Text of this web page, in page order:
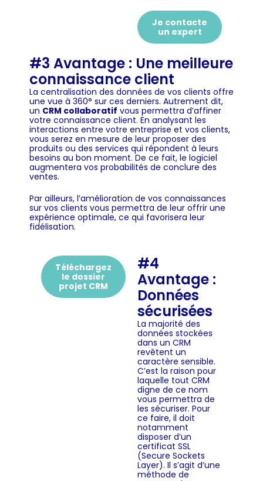
Je contacte
un expert
#3 Avantage : Une meilleure
connaissance client
La centralisation des données de vos clients offre
une vue à 360° sur ces derniers. Autrement dit,
un CRM collaboratif vous permettra d’affiner
votre connaissance client. En analysant les
interactions entre votre entreprise et vos clients,
vous serez en mesure de leur proposer des
produits ou des services qui répondent à leurs
besoins au bon moment. De ce fait, le logiciel
augmentera vos probabilités de conclure des
ventes.
Par ailleurs, l’amélioration de vos connaissances
sur vos clients vous permettra de leur offrir une
expérience optimale, ce qui favorisera leur
fidélisation.
Téléchargez
le dossier
projet CRM
#4
Avantage :
Données
sécurisées
La majorité des
données stockées
dans un CRM
revêtent un
caractère sensible.
C’est la raison pour
laquelle tout CRM
digne de ce nom
vous permettra de
les sécuriser. Pour
ce faire, il doit
notamment
disposer d’un
certificat SSL
(Secure Sockets
Layer). Il s’agit d’une
méthode de